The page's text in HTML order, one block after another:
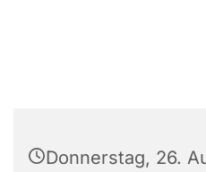
Donnerstag, 26.